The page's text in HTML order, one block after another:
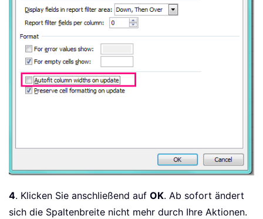
4. Klicken Sie anschließend auf OK. Ab sofort ändert
sich die Spaltenbreite nicht mehr durch Ihre Aktionen.